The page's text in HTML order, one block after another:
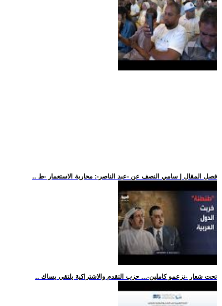
.. فصل المقال | سامي النصف عن -عبد الناصر-: محاربة الاستعمار -ط
.. تحت شعار -نزعمو كاملين-... حزب التقدم والاشتراكية يلتقي بساك